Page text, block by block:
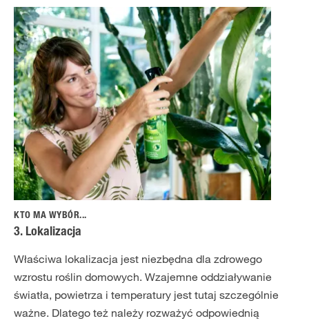
KTO MA WYBÓR...
3. Lokalizacja
Właściwa lokalizacja jest niezbędna dla zdrowego
wzrostu roślin domowych. Wzajemne oddziaływanie
światła, powietrza i temperatury jest tutaj szczególnie
ważne. Dlatego też należy rozważyć odpowiednią